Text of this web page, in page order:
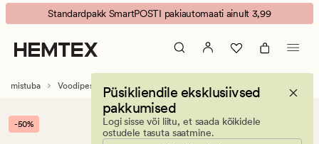
Cairo
voodipesukomplekt
egiptuse
puuvill
Animated
banner.
Press
ESCAPE
Standardpakk SmartPOSTI pakiautomaati ainult 3,99
Püsikliendile eksklusiivsed
pakkumised
Logi sisse või liitu, et saada kõikidele
ostudele tasuta saatmine.
Voodipesukomplektid Satiinpuuvillased voodipesukomplektid
-50%